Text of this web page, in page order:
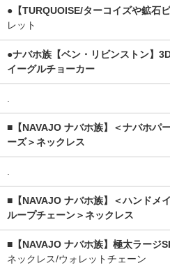
●【TURQUOISE/ターコイズや鉱石ビ
レット
●ナバホ族【ベン・リビンストン】
イーグルチョーカー
.
■【NAVAJO ナバホ族】＜ナバホパ
ーズ＞ネックレス
.
■【NAVAJO ナバホ族】＜ハンドメ
ループチェーン＞ネックレス
■【NAVAJO ナバホ族】極太ラージ
ネックレス/ウォレットチェーン